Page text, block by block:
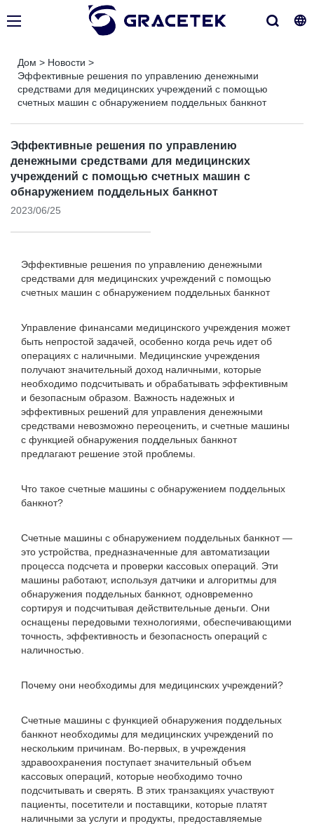
Дом > Новости >
Эффективные решения по управлению денежными
средствами для медицинских учреждений с помощью
счетных машин с обнаружением поддельных банкнот
Эффективные решения по управлению
денежными средствами для медицинских
учреждений с помощью счетных машин с
обнаружением поддельных банкнот
2023/06/25
Эффективные решения по управлению денежными
средствами для медицинских учреждений с помощью
счетных машин с обнаружением поддельных банкнот
Управление финансами медицинского учреждения может
быть непростой задачей, особенно когда речь идет об
операциях с наличными. Медицинские учреждения
получают значительный доход наличными, которые
необходимо подсчитывать и обрабатывать эффективным
и безопасным образом. Важность надежных и
эффективных решений для управления денежными
средствами невозможно переоценить, и счетные машины
с функцией обнаружения поддельных банкнот
предлагают решение этой проблемы.
Что такое счетные машины с обнаружением поддельных
банкнот?
Счетные машины с обнаружением поддельных банкнот —
это устройства, предназначенные для автоматизации
процесса подсчета и проверки кассовых операций. Эти
машины работают, используя датчики и алгоритмы для
обнаружения поддельных банкнот, одновременно
сортируя и подсчитывая действительные деньги. Они
оснащены передовыми технологиями, обеспечивающими
точность, эффективность и безопасность операций с
наличностью.
Почему они необходимы для медицинских учреждений?
Счетные машины с функцией обнаружения поддельных
банкнот необходимы для медицинских учреждений по
нескольким причинам. Во-первых, в учреждения
здравоохранения поступает значительный объем
кассовых операций, которые необходимо точно
подсчитывать и сверять. В этих транзакциях участвуют
пациенты, посетители и поставщики, которые платят
наличными за услуги и продукты, предоставляемые